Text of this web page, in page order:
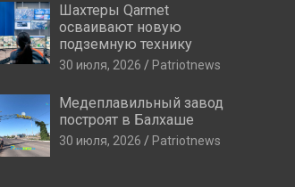
Шахтеры Qarmet
осваивают новую
подземную технику
30 июля, 2026 Patriotnews
Медеплавильный завод
построят в Балхаше
30 июля, 2026 Patriotnews